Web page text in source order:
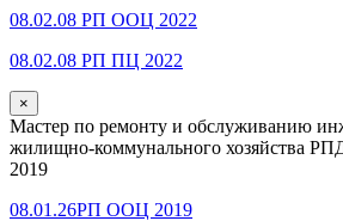
08.02.08 РП ООЦ 2022
08.02.08 РП ПЦ 2022
×
Мастер по ремонту и обслуживанию
жилищно-коммунального хозяйства
2019
08.01.26РП ООЦ 2019